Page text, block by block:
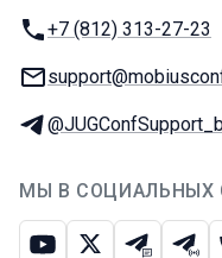
Телефон:
+7 (812) 313-27-23
E-mail:
Телеграм:
МЫ В СОЦИАЛЬНЫХ